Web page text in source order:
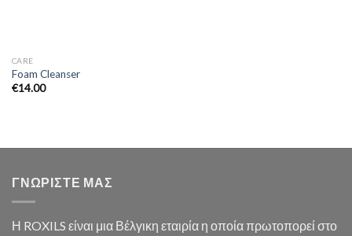
CARE
Foam Cleanser
€14.00
ΓΝΩΡΙΣΤΕ ΜΑΣ
Η ROXILS είναι μια Βέλγικη εταιρία η οποία πρωτοπορεί στο